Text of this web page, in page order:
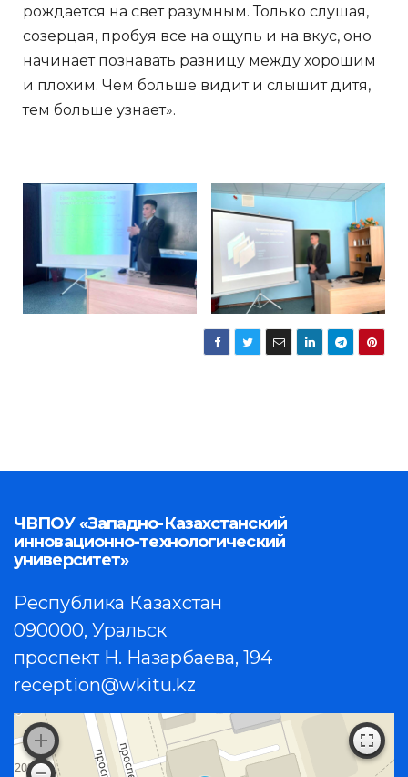
рождается на свет разумным. Только слушая,
созерцая, пробуя все на ощупь и на вкус, оно
начинает познавать разницу между хорошим
и плохим. Чем больше видит и слышит дитя,
тем больше узнает».
ЧВПОУ «Западно-Казахстанский
инновационно-технологический
университет»
Республика Казахстан
090000, Уральск
проспект Н. Назарбаева, 194
reception@wkitu.kz